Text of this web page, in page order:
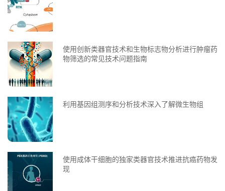
使用创新类器官技术和生物标志物分析进行肿瘤药
物筛选的常见技术问题指南
利用基因组测序和分析技术深入了解微生物组
使用成体干细胞的独家类器官技术推进抗癌药物发
现